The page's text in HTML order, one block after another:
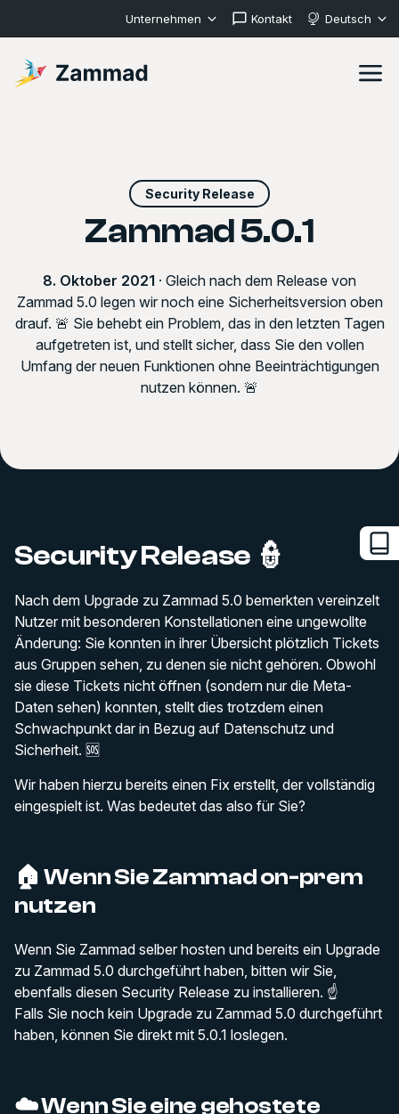
Unternehmen Kontakt Deutsch
Security Release
Zammad 5.0.1
8. Oktober 2021 · Gleich nach dem Release von
Zammad 5.0 legen wir noch eine Sicherheitsversion oben
drauf. 🚨 Sie behebt ein Problem, das in den letzten Tagen
aufgetreten ist, und stellt sicher, dass Sie den vollen
Umfang der neuen Funktionen ohne Beeinträchtigungen
nutzen können. 🚨
Security Release 👮
Nach dem Upgrade zu Zammad 5.0 bemerkten vereinzelt
Nutzer mit besonderen Konstellationen eine ungewollte
Änderung: Sie konnten in ihrer Übersicht plötzlich Tickets
aus Gruppen sehen, zu denen sie nicht gehören. Obwohl
sie diese Tickets nicht öffnen (sondern nur die Meta-
Daten sehen) konnten, stellt dies trotzdem einen
Schwachpunkt dar in Bezug auf Datenschutz und
Sicherheit. 🆘
Wir haben hierzu bereits einen Fix erstellt, der vollständig
eingespielt ist. Was bedeutet das also für Sie?
🏠 Wenn Sie Zammad on-prem
nutzen
Wenn Sie Zammad selber hosten und bereits ein Upgrade
zu Zammad 5.0 durchgeführt haben, bitten wir Sie,
ebenfalls diesen Security Release zu installieren. ☝️
Falls Sie noch kein Upgrade zu Zammad 5.0 durchgeführt
haben, können Sie direkt mit 5.0.1 loslegen.
☁️ Wenn Sie eine gehostete